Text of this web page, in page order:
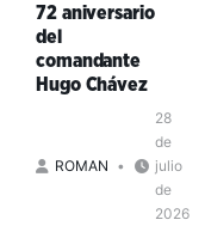
clave
de
organización
política
territorio
72 aniversario
del
comandante
Hugo Chávez
ROMAN
28
de
julio
de
2026